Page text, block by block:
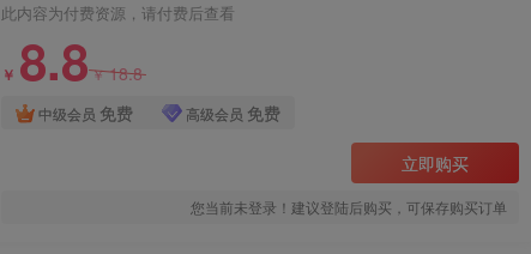
此内容为付费资源，请付费后查看
￥ 8.8￥18.8
中级会员 免费 高级会员 免费
立即购买
您当前未登录！建议登陆后购买，可保存购买订单